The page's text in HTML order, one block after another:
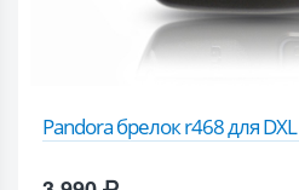
Pandora брелок r468 для